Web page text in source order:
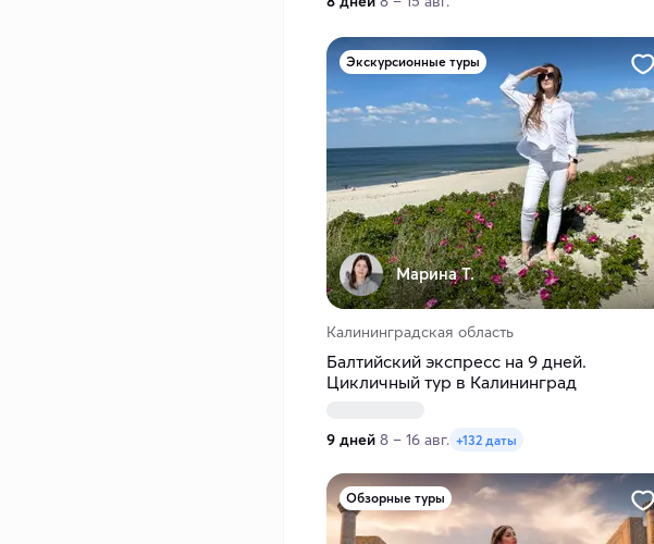
Экскурсионные туры
Марина Т.
Калининградская область
Балтийский экспресс на 9 дней.
Цикличный тур в Калининград
9 дней 8 – 16 авг. +132 даты
Обзорные туры